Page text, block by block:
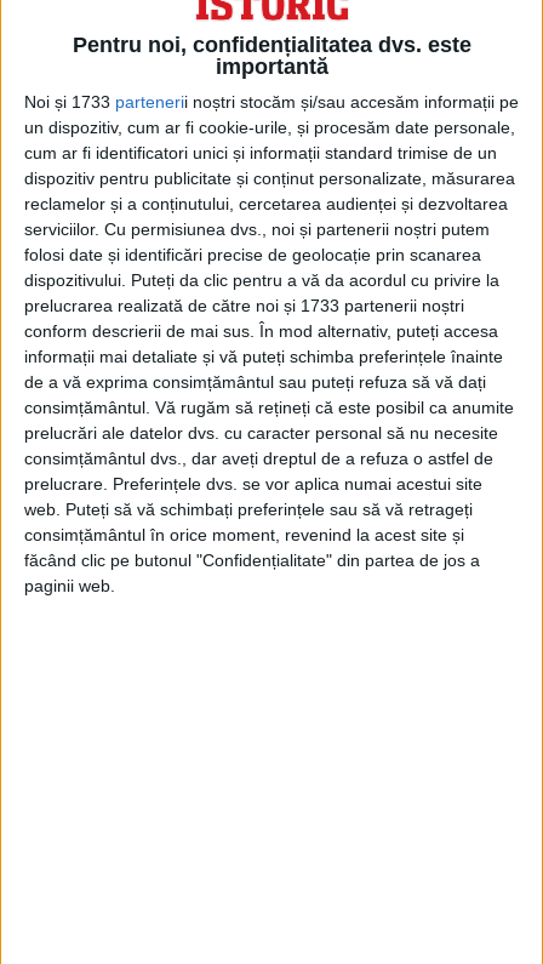
Pentru noi, confidențialitatea dvs. este
importantă
Noi și 1733 partenerii noștri stocăm și/sau accesăm informații pe
un dispozitiv, cum ar fi cookie-urile, și procesăm date personale,
cum ar fi identificatori unici și informații standard trimise de un
dispozitiv pentru publicitate și conținut personalizate, măsurarea
reclamelor și a conținutului, cercetarea audienței și dezvoltarea
serviciilor. Cu permisiunea dvs., noi și partenerii noștri putem
folosi date și identificări precise de geolocație prin scanarea
dispozitivului. Puteți da clic pentru a vă da acordul cu privire la
prelucrarea realizată de către noi și 1733 partenerii noștri
conform descrierii de mai sus. În mod alternativ, puteți accesa
informații mai detaliate și vă puteți schimba preferințele înainte
de a vă exprima consimțământul sau puteți refuza să vă dați
consimțământul. Vă rugăm să rețineți că este posibil ca anumite
prelucrări ale datelor dvs. cu caracter personal să nu necesite
consimțământul dvs., dar aveți dreptul de a refuza o astfel de
prelucrare. Preferințele dvs. se vor aplica numai acestui site
web. Puteți să vă schimbați preferințele sau să vă retrageți
consimțământul în orice moment, revenind la acest site și
făcând clic pe butonul "Confidențialitate" din partea de jos a
paginii web.
trimită forțe terestre americane în Coreea,
iar la 7 iulie Consiliul de Securitate a
recomandat ca toate forțele ONU trimise în
Coreeasă fie puse sub comanda SUA. A
doua zi, generalul Douglas MacArthur a
fost numit comandant al tuturor forțelor
ONU din Coreea.